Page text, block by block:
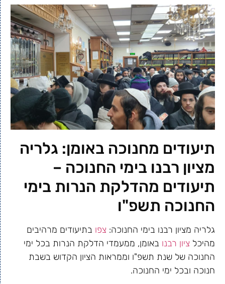
תיעודים מחנוכה באומן: גלריה
מציון רבנו בימי החנוכה –
תיעודים מהדלקת הנרות בימי
החנוכה תשפ"ו
גלריה מציון רבנו בימי החנוכה: צפו בתיעודים מרהיבים
מהיכל ציון רבנו באומן, ממעמדי הדלקת הנרות בכל ימי
החנוכה של שנת תשפ"ו וממראות הציון הקדוש בשבת
חנוכה ובכל ימי החנוכה.